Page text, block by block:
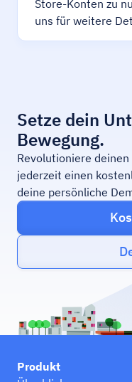
Store-Konten zu
uns für weitere
Setze dein
Bewegung.
Revolutioniere
jederzeit einen
deine persönliche
Produkt